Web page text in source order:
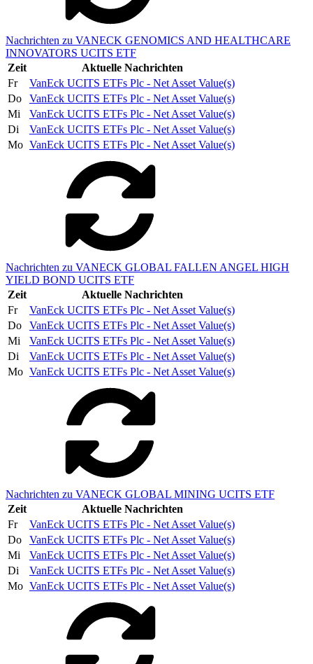
Nachrichten zu VANECK GENOMICS AND HEALTHCARE
INNOVATORS UCITS ETF
Zeit
Aktuelle Nachrichten
Fr
VanEck UCITS ETFs Plc - Net Asset Value(s)
Do
VanEck UCITS ETFs Plc - Net Asset Value(s)
Mi
VanEck UCITS ETFs Plc - Net Asset Value(s)
Di
VanEck UCITS ETFs Plc - Net Asset Value(s)
Mo VanEck UCITS ETFs Plc - Net Asset Value(s)
Nachrichten zu VANECK GLOBAL FALLEN ANGEL HIGH
YIELD BOND UCITS ETF
Zeit
Aktuelle Nachrichten
Fr
VanEck UCITS ETFs Plc - Net Asset Value(s)
Do
VanEck UCITS ETFs Plc - Net Asset Value(s)
Mi
VanEck UCITS ETFs Plc - Net Asset Value(s)
Di
VanEck UCITS ETFs Plc - Net Asset Value(s)
Mo VanEck UCITS ETFs Plc - Net Asset Value(s)
Nachrichten zu VANECK GLOBAL MINING UCITS ETF
Zeit
Aktuelle Nachrichten
Fr
VanEck UCITS ETFs Plc - Net Asset Value(s)
Do
VanEck UCITS ETFs Plc - Net Asset Value(s)
Mi
VanEck UCITS ETFs Plc - Net Asset Value(s)
Di
VanEck UCITS ETFs Plc - Net Asset Value(s)
Mo VanEck UCITS ETFs Plc - Net Asset Value(s)